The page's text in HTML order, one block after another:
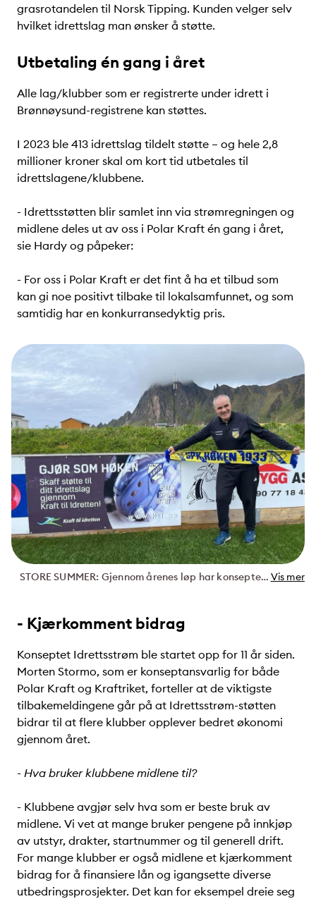
grasrotandelen til Norsk Tipping. Kunden velger selv
hvilket idrettslag man ønsker å støtte.
Utbetaling én gang i året
Alle lag/klubber som er registrerte under idrett i
Brønnøysund-registrene kan støttes.
I 2023 ble 413 idrettslag tildelt støtte – og hele 2,8
millioner kroner skal om kort tid utbetales til
idrettslagene/klubbene.
- Idrettsstøtten blir samlet inn via strømregningen og
midlene deles ut av oss i Polar Kraft én gang i året,
sie Hardy og påpeker:
- For oss i Polar Kraft er det fint å ha et tilbud som
kan gi noe positivt tilbake til lokalsamfunnet, og som
samtidig har en konkurransedyktig pris.
STORE SUMMER: Gjennom årenes løp har konseptet Idrettsstrøm fra Polar Kraft generert hele 30.000 kroner til sportsklubben Høken. - Vi verdsetter hver eneste kroner, sier leder Stein Hansen. Vis mer
- Kjærkomment bidrag
Konseptet Idrettsstrøm ble startet opp for 11 år siden.
Morten Stormo, som er konseptansvarlig for både
Polar Kraft og Kraftriket, forteller at de viktigste
tilbakemeldingene går på at Idrettsstrøm-støtten
bidrar til at flere klubber opplever bedret økonomi
gjennom året.
- Hva bruker klubbene midlene til?
- Klubbene avgjør selv hva som er beste bruk av
midlene. Vi vet at mange bruker pengene på innkjøp
av utstyr, drakter, startnummer og til generell drift.
For mange klubber er også midlene et kjærkomment
bidrag for å finansiere lån og igangsette diverse
utbedringsprosjekter. Det kan for eksempel dreie seg